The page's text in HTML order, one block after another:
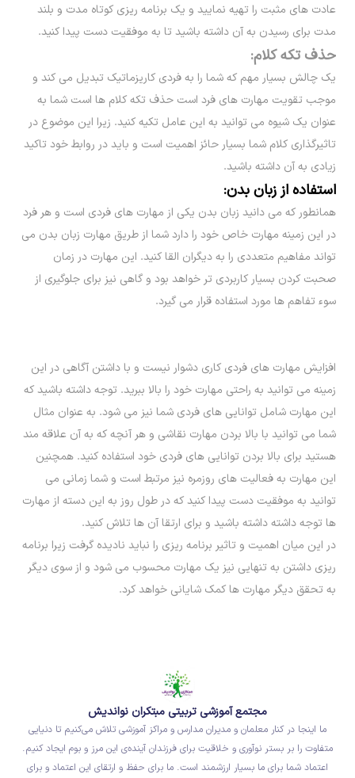
عادت های مثبت را تهیه نمایید و یک برنامه ریزی کوتاه مدت و بلند
مدت برای رسیدن به آن داشته باشید تا به موفقیت دست پیدا کنید.
حذف تکه کلام:
یک چالش بسیار مهم که شما را به فردی کاریزماتیک تبدیل می کند و
موجب تقویت مهارت های فرد است حذف تکه کلام ها است شما به
عنوان یک شیوه می توانید به این عامل تکیه کنید. زیرا این موضوع در
تاثیرگذاری کلام شما بسیار حائز اهمیت است و باید در روابط خود تاکید
زیادی به آن داشته باشید.
استفاده از زبان بدن:
همانطور که می دانید زبان بدن یکی از مهارت های فردی است و هر فرد
در این زمینه مهارت خاص خود را دارد شما از طریق مهارت زبان بدن می
تواند مفاهیم متعددی را به دیگران القا کنید. این مهارت در زمان
صحبت کردن بسیار کاربردی تر خواهد بود و گاهی نیز برای جلوگیری از
سوء تفاهم ها مورد استفاده قرار می گیرد.
افزایش مهارت های فردی کاری دشوار نیست و با داشتن آگاهی در این
زمینه می توانید به راحتی مهارت خود را بالا ببرید. توجه داشته باشید که
این مهارت شامل توانایی های فردی شما نیز می شود. به عنوان مثال
شما می توانید با بالا بردن مهارت نقاشی و هر آنچه که به آن علاقه مند
هستید برای بالا بردن توانایی های فردی خود استفاده کنید. همچنین
این مهارت به فعالیت های روزمره نیز مرتبط است و شما زمانی می
توانید به موفقیت دست پیدا کنید که در طول روز به این دسته از مهارت
ها توجه داشته داشته باشید و برای ارتقا آن ها تلاش کنید.
در این میان اهمیت و تاثیر برنامه ریزی را نباید نادیده گرفت زیرا برنامه
ریزی داشتن به تنهایی نیز یک مهارت محسوب می شود و از سوی دیگر
به تحقق دیگر مهارت ها کمک شایانی خواهد کرد.
مجتمع آموزشی تربیتی مبتکران نواندیش
ما اینجا در کنار معلمان و مدیران مدارس و مراکز آموزشی تلاش می‌کنیم تا دنیایی
متفاوت را بر بستر نوآوری و خلاقیت برای فرزندان آینده‌ی این مرز و بوم ایجاد کنیم.
اعتماد شما برای ما بسیار ارزشمند است. ما برای حفظ و ارتقای این اعتماد و برای